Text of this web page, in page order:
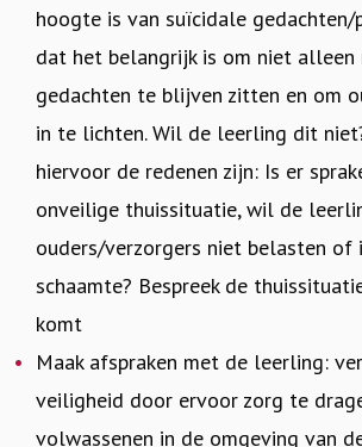
hoogte is van suïcidale gedachten/
dat het belangrijk is om niet alleen
gedachten te blijven zitten en om
in te lichten. Wil de leerling dit
hiervoor de redenen zijn: Is er
onveilige thuissituatie, wil de
ouders/verzorgers niet belasten of
schaamte? Bespreek de
komt
Maak afspraken met de leerling:
veiligheid door ervoor zorg te
volwassenen in de omgeving van